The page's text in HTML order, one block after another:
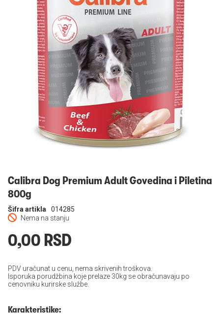
Prijavi se
Calibra Dog Premium Adult Govedina i Piletina
800g
Nema na stanju
Šifra artikla 014285
0,00 RSD
PDV uračunat u cenu, nema skrivenih troškova.
Isporuka porudžbina koje prelaze 30kg se obračunavaju po
cenovniku kurirske službe.
Karakteristike: